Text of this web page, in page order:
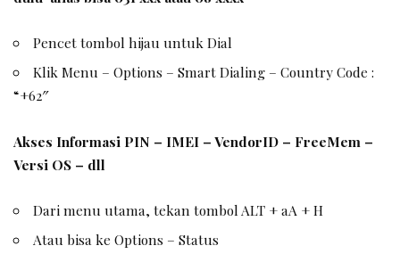
Pencet tombol hijau untuk Dial
Klik Menu – Options – Smart Dialing – Country Code :
“+62″
Akses Informasi PIN – IMEI – VendorID – FreeMem –
Versi OS – dll
Dari menu utama, tekan tombol ALT + aA + H
Atau bisa ke Options – Status